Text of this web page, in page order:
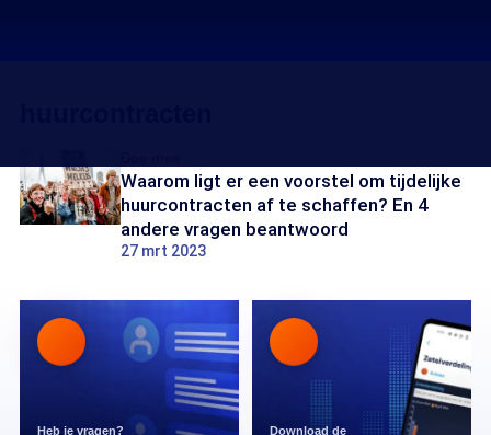
Waarom ligt er een voorstel om tijdelijke
huurcontracten af te schaffen? En 4
andere vragen beantwoord
27 mrt 2023
Heb je vragen? Download de